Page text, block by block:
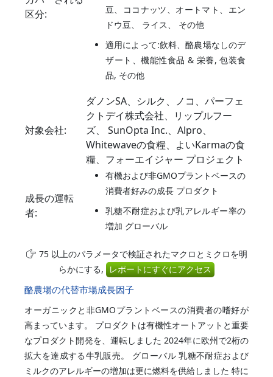
区分:
豆、ココナッツ、オートマト、エン
ドウ豆、 ライス、 その他
適用によって:飲料、酪農場なしのデ
ザート、機能性食品 & 栄養, 包装食
品, その他
対象会社:
ダノンSA、シルク、ノコ、パーフェ
クトデイ株式会社、リップルフー
ズ、 SunOpta Inc.、Alpro、
Whitewaveの食糧、よいKarmaの食
糧、フォーエイジャー プロジェクト
成長の運転
者:
有機および非GMOプラントベースの
消費者好みの成長 プロダクト
乳糖不耐症および乳アレルギー率の
増加 グローバル
75 以上のパラメータで検証されたマクロとミクロを明
らかにする, レポートにすぐにアクセス
酪農場の代替市場成長因子
オーガニックと非GMOプラントベースの消費者の嗜好が
高まっています。 プロダクトは有機性オートアットと重要
なプロダクト開発を、運転しました 2024年に欧州で2桁の
拡大を達成する牛乳販売。 グローバル 乳糖不耐症および
ミルクのアレルギーの増加は更に燃料を供給しました 特に